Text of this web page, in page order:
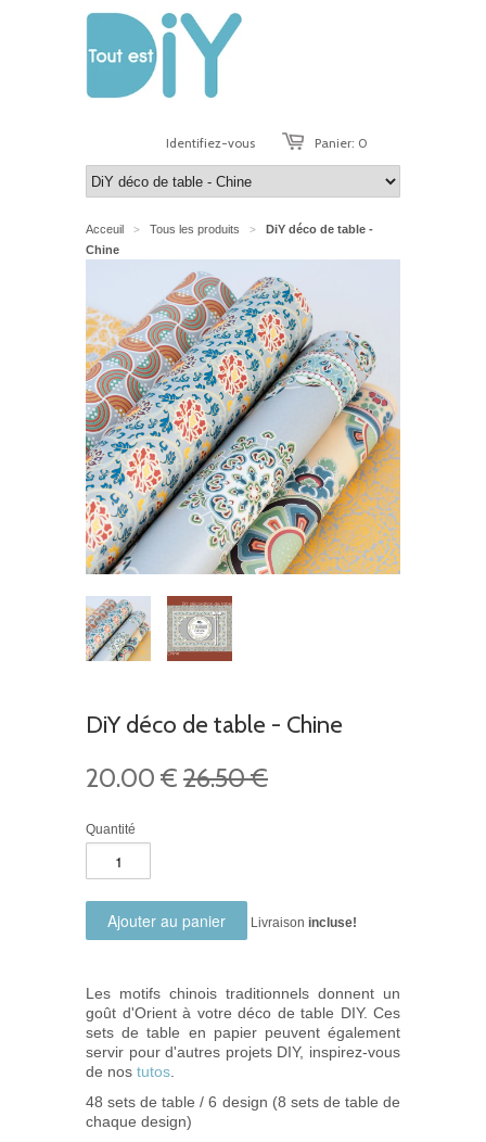
Panier: 0
Identifiez-vous
Acceuil > Tous les produits >
DiY déco de table -
Chine
DiY déco de table - Chine
20.00 € 26.50 €
Quantité
Livraison incluse!
Les motifs chinois traditionnels donnent un
goût d'Orient à votre déco de table DIY. Ces
sets de table en papier peuvent également
servir pour d'autres projets DIY, inspirez-vous
de nos tutos
48 sets de table / 6 design (8 sets de table de
chaque design)